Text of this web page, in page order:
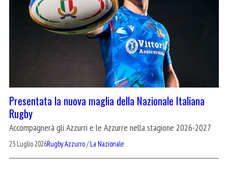
Presentata la nuova maglia della Nazionale Italiana
Rugby
Accompagnerà gli Azzurri e le Azzurre nella stagione 2026-2027
23 Luglio 2026Rugby Azzurro/La Nazionale